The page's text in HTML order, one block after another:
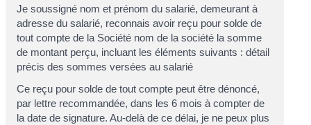
Je soussigné nom et prénom du salarié, demeurant à
adresse du salarié, reconnais avoir reçu pour solde de
tout compte de la Société nom de la société la somme
de montant perçu, incluant les éléments suivants :détail
précis des sommes versées au salarié
Ce reçu pour solde de tout compte peut être dénoncé,
par lettre recommandée, dans les 6 mois à compter de
la date de signature. Au-delà de ce délai, je ne peux plus